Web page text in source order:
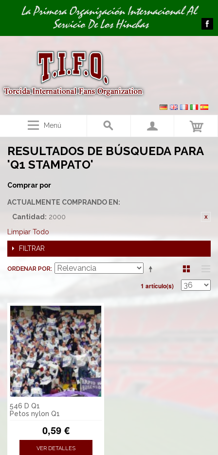
Image 01La Primera Organización Internacional Al
Servicio De Los Hinchas
Menú
RESULTADOS DE BÚSQUEDA PARA
'Q1 STAMPATO'
Comprar por
ACTUALMENTE COMPRANDO EN:
Cantidad: 2000
Limpiar Todo
FILTRAR
ORDENAR POR
1 artículo(s)
546 D Q1
Petos nylon Q1
0,59 €
VER DETALLES